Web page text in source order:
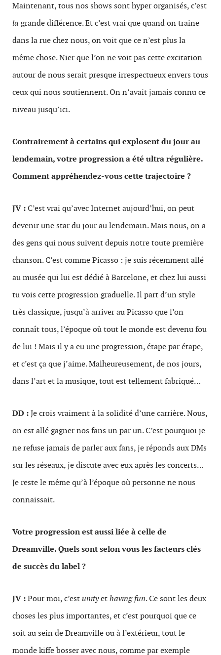
Maintenant, tous nos shows sont hyper organisés, c’est
la grande différence. Et c’est vrai que quand on traine
dans la rue chez nous, on voit que ce n’est plus la
même chose. Nier que l’on ne voit pas cette excitation
autour de nous serait presque irrespectueux envers tous
ceux qui nous soutiennent. On n’avait jamais connu ce
niveau jusqu’ici.
Contrairement à certains qui explosent du jour au
lendemain, votre progression a été ultra régulière.
Comment appréhendez-vous cette trajectoire ?
JV :C’est vrai qu’avec Internet aujourd’hui, on peut
devenir une star du jour au lendemain. Mais nous, on a
des gens qui nous suivent depuis notre toute première
chanson. C’est comme Picasso : je suis récemment allé
au musée qui lui est dédié à Barcelone, et chez lui aussi
tu vois cette progression graduelle. Il part d’un style
très classique, jusqu’à arriver au Picasso que l’on
connaît tous, l’époque où tout le monde est devenu fou
de lui ! Mais il y a eu une progression, étape par étape,
et c’est ça que j’aime. Malheureusement, de nos jours,
dans l’art et la musique, tout est tellement fabriqué…
DD :Je crois vraiment à la solidité d’une carrière. Nous,
on est allé gagner nos fans un par un. C’est pourquoi je
ne refuse jamais de parler aux fans, je réponds aux DMs
sur les réseaux, je discute avec eux après les concerts…
Je reste le même qu’à l’époque où personne ne nous
connaissait.
Votre progression est aussi liée à celle de
Dreamville. Quels sont selon vous les facteurs clés
de succès du label ?
JV :Pour moi, c’estunityethaving fun. Ce sont les deux
choses les plus importantes, et c’est pourquoi que ce
soit au sein de Dreamville ou à l’extérieur, tout le
monde kiffe bosser avec nous, comme par exemple